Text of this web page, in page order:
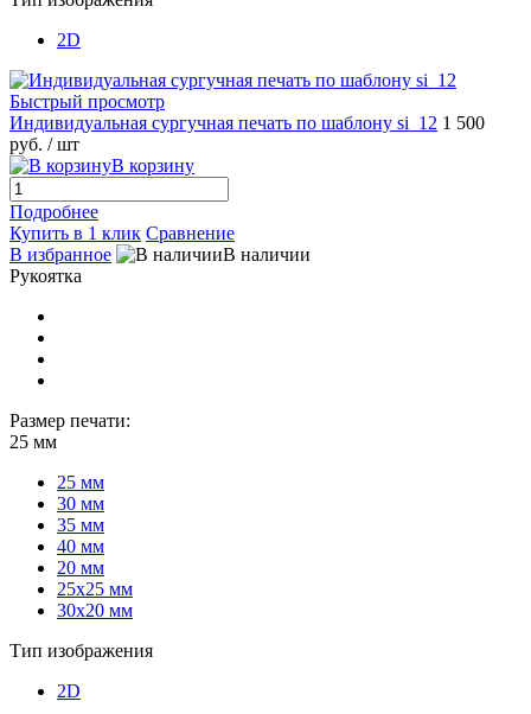
2D
Быстрый просмотр
Индивидуальная сургучная печать по шаблону si_12 1 500
руб. / шт
В корзину
Подробнее
Купить в 1 клик Сравнение
В избранное
В наличии
Рукоятка
Размер печати:
25 мм
25 мм
30 мм
35 мм
40 мм
20 мм
25х25 мм
30х20 мм
Тип изображения
2D